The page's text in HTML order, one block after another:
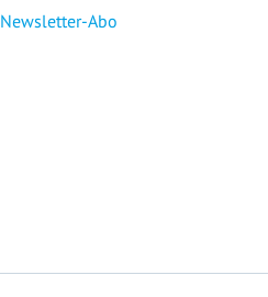
Newsletter-Abo